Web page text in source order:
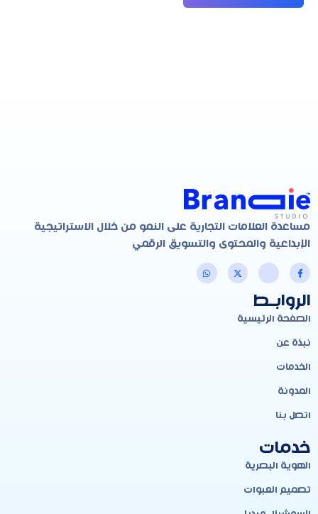
مساعدة العلامات التجارية على النمو من خلال الاستراتيجية
الإبداعية والمحتوى والتسويق الرقمي
الروابـط
الصفحة الرئيسية
نبذة عن
الخدمات
المدونة
اتصل بنا
خدمات
الهوية البصرية
تصميم العبوات